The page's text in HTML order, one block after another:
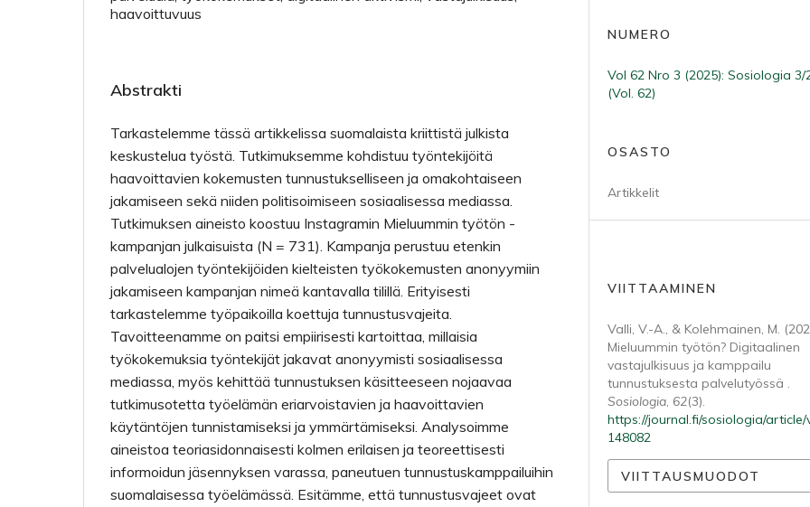
haavoittuvuus
Abstrakti
Tarkastelemme tässä artikkelissa suomalaista kriittistä julkista
keskustelua työstä. Tutkimuksemme kohdistuu työntekijöitä
haavoittavien kokemusten tunnustukselliseen ja omakohtaiseen
jakamiseen sekä niiden politisoimiseen sosiaalisessa mediassa.
Tutkimuksen aineisto koostuu Instagramin Mieluummin työtön -
kampanjan julkaisuista (N = 731). Kampanja perustuu etenkin
palvelualojen työntekijöiden kielteisten työkokemusten anonyymiin
jakamiseen kampanjan nimeä kantavalla tilillä. Erityisesti
tarkastelemme työpaikoilla koettuja tunnustusvajeita.
Tavoitteenamme on paitsi empiirisesti kartoittaa, millaisia
työkokemuksia työntekijät jakavat anonyymisti sosiaalisessa
mediassa, myös kehittää tunnustuksen käsitteeseen nojaavaa
tutkimusotetta työelämän eriarvoistavien ja haavoittavien
käytäntöjen tunnistamiseksi ja ymmärtämiseksi. Analysoimme
aineistoa teoriasidonnaisesti kolmen erilaisen ja teoreettisesti
informoidun jäsennyksen varassa, paneutuen tunnustuskamppailuihin
suomalaisessa työelämässä. Esitämme, että tunnustusvajeet ovat
NUMERO
Vol 62 Nro 3 (2025): Sosiologia 3/
(Vol. 62)
OSASTO
Artikkelit
VIITTAAMINEN
Valli, V.-A., & Kolehmainen, M.
Mieluummin työtön? Digitaalinen
vastajulkisuus ja kamppailu
tunnustuksesta palvelutyössä .
Sosiologia, 62(3).
https://journal.fi/sosiologia/article/
148082
VIITTAUSMUODOT